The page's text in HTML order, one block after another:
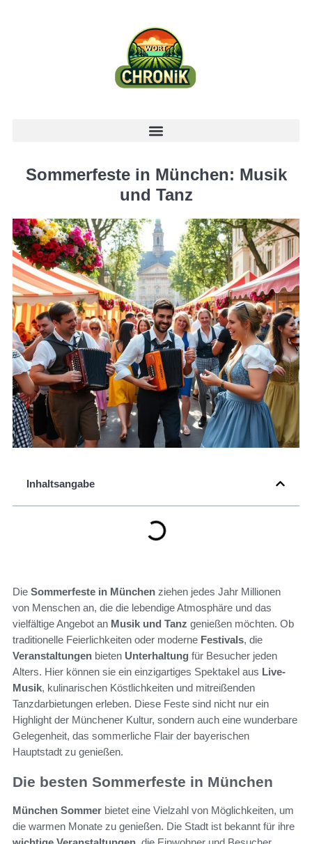
Sommerfeste in München: Musik
und Tanz
Inhaltsangabe
Die Sommerfeste in München ziehen jedes Jahr Millionen
von Menschen an, die die lebendige Atmosphäre und das
vielfältige Angebot an Musik und Tanz genießen möchten. Ob
traditionelle Feierlichkeiten oder moderne Festivals, die
Veranstaltungen bieten Unterhaltung für Besucher jeden
Alters. Hier können sie ein einzigartiges Spektakel aus Live-
Musik, kulinarischen Köstlichkeiten und mitreißenden
Tanzdarbietungen erleben. Diese Feste sind nicht nur ein
Highlight der Münchener Kultur, sondern auch eine wunderbare
Gelegenheit, das sommerliche Flair der bayerischen
Hauptstadt zu genießen.
Die besten Sommerfeste in München
München Sommer bietet eine Vielzahl von Möglichkeiten, um
die warmen Monate zu genießen. Die Stadt ist bekannt für ihre